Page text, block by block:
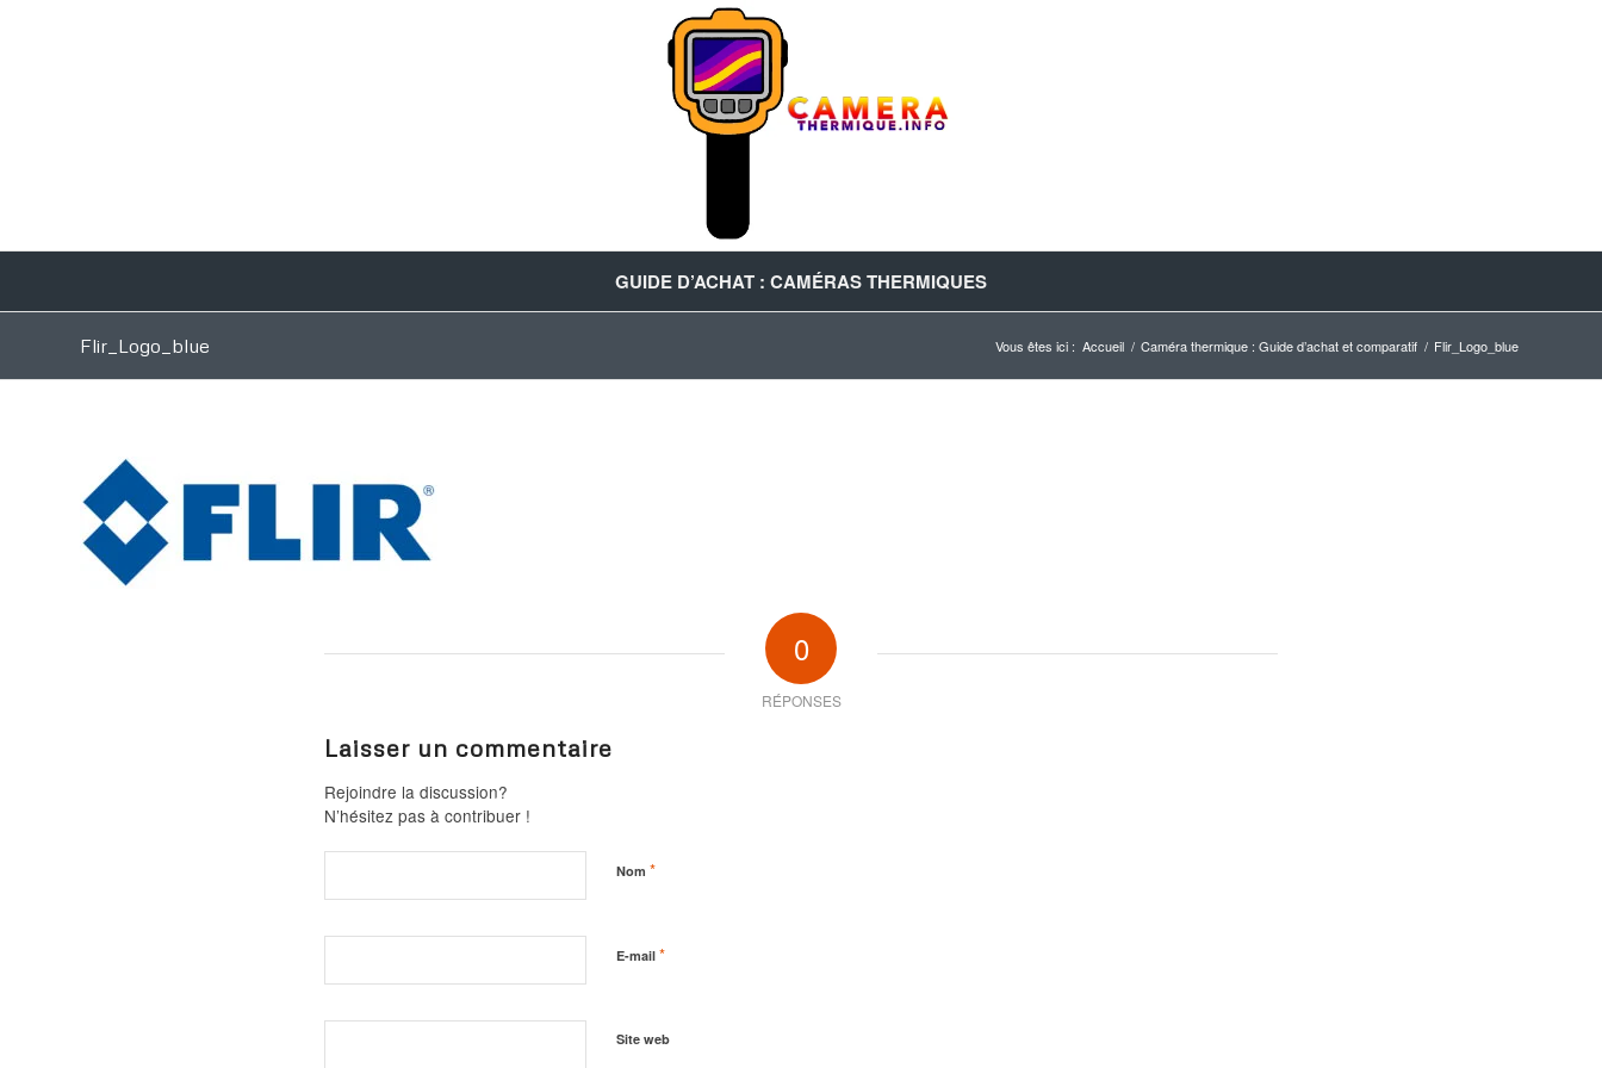
GUIDE D’ACHAT : CAMÉRAS THERMIQUES
Flir_Logo_blue Vous êtes ici : Accueil / Caméra thermique : Guide d’achat et comparatif / Flir_Logo_blue
0
RÉPONSES
Laisser un commentaire
Rejoindre la discussion?
N’hésitez pas à contribuer !
Nom *
E-mail *
Site web